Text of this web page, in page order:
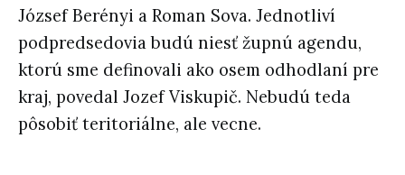
József Berényi a Roman Sova. Jednotliví
podpredsedovia budú niesť župnú agendu,
ktorú sme definovali ako osem odhodlaní pre
kraj, povedal Jozef Viskupič. Nebudú teda
pôsobiť teritoriálne, ale vecne.